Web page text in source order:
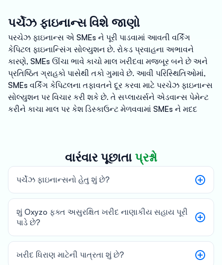
પર્ચેઝ ફાઇનાન્સ વિશે જાણો
પરચેઝ ફાઇનાન્સ એ SMEs ને પૂરી પાડવામાં આવતી વર્કિંગ
કેપિટલ ફાઇનાન્સિંગ સોલ્યુશન છે. રોકડ પ્રવાહના અભાવને
કારણે, SMEs ઊંચા ભાવે કાચો માલ ખરીદવા મજબૂર બને છે અને
પ્રતિષ્ઠિત ગ્રાહકો પાસેથી તકો ગુમાવે છે. આવી પરિસ્થિતિઓમાં,
SMEs વર્કિંગ કેપિટલના તફાવતને દૂર કરવા માટે પરચેઝ ફાઇનાન્સ
સોલ્યુશન પર વિચાર કરી શકે છે. તે સપ્લાયર્સને એડવાન્સ પેમેન્ટ
કરીને કાચા માલ પર કેશ ડિસ્કાઉન્ટ મેળવવામાં SMEs ને મદદ
સક્ષમ બનાવે છે. Oxyzo, SME-કેન્દ્રિત RBI-રજિસ્ટર્ડ NBFC,
તેના ગ્રાહકોને ઓછા વ્યાજ દરે પરચેઝ ફાઇનાન્સ જેવા સ્માર્ટ
બિઝનેસ ફાઇનાન્સિંગ સોલ્યુશન્સ ઓફર કરે છે. તે કોઈપણ છુપા
શુલ્ક વગરની 100% ડિજિટાઈઝ્ડ મુશ્કેલી-મુક્ત પ્રક્રિયા છે.
વારંવાર પૂછાતા પ્રશ્નો
પર્ચેઝ ફાઇનાન્સનો હેતુ શું છે?
શું Oxyzo ફક્ત અસુરક્ષિત ખરીદ નાણાકીય સહાય પૂરી
પાડે છે?
ખરીદ ધિરાણ માટેની પાત્રતા શું છે?